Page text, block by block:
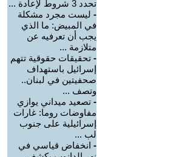
تحدد 3 شروط لإعادة ...
- ليست مجرد مشكلة
في المبيض: ما الذي
يجب أن تعرفيه عن
متلازمة ...
- تحقيقات حقوقية تتهم
إسرائيل باستهداف
صحفيتين في لبنان..
وتصف ...
- تصعيد ميداني يوازي
مفاوضات روما: غارات
إسرائيلية على جنوب
لب ...
- انخفاض قياسي في